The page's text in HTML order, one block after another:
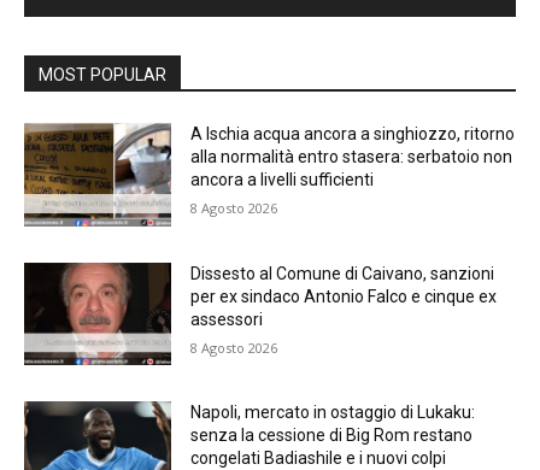
MOST POPULAR
A Ischia acqua ancora a singhiozzo, ritorno
alla normalità entro stasera: serbatoio non
ancora a livelli sufficienti
8 Agosto 2026
Dissesto al Comune di Caivano, sanzioni
per ex sindaco Antonio Falco e cinque ex
assessori
8 Agosto 2026
Napoli, mercato in ostaggio di Lukaku:
senza la cessione di Big Rom restano
congelati Badiashile e i nuovi colpi